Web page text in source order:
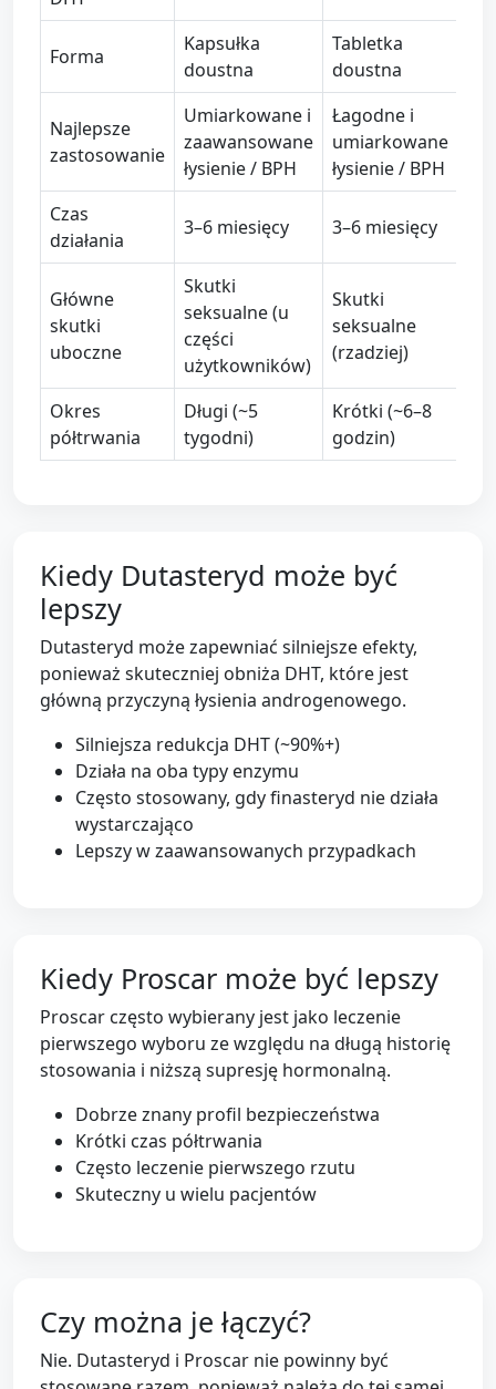
Forma
Kapsułka
doustna
Tabletka
doustna
Najlepsze
zastosowanie
Umiarkowane i
zaawansowane
łysienie / BPH
Łagodne i
umiarkowane
łysienie / BPH
Czas
działania
3–6 miesięcy 3–6 miesięcy
Główne
skutki
uboczne
Skutki
seksualne (u
części
użytkowników)
Skutki
seksualne
(rzadziej)
Okres
półtrwania
Długi (~5
tygodni)
Krótki (~6–8
godzin)
Kiedy Dutasteryd może być
lepszy
Dutasteryd może zapewniać silniejsze efekty,
ponieważ skuteczniej obniża DHT, które jest
główną przyczyną łysienia androgenowego.
Silniejsza redukcja DHT (~90%+)
Działa na oba typy enzymu
Często stosowany, gdy finasteryd nie działa
wystarczająco
Lepszy w zaawansowanych przypadkach
Kiedy Proscar może być lepszy
Proscar często wybierany jest jako leczenie
pierwszego wyboru ze względu na długą historię
stosowania i niższą supresję hormonalną.
Dobrze znany profil bezpieczeństwa
Krótki czas półtrwania
Często leczenie pierwszego rzutu
Skuteczny u wielu pacjentów
Czy można je łączyć?
Nie. Dutasteryd i Proscar nie powinny być